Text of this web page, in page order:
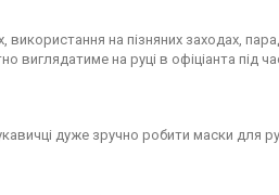
використання на пізняних заходах,
на руці в офіціанта під
дуже зручно робити маски для